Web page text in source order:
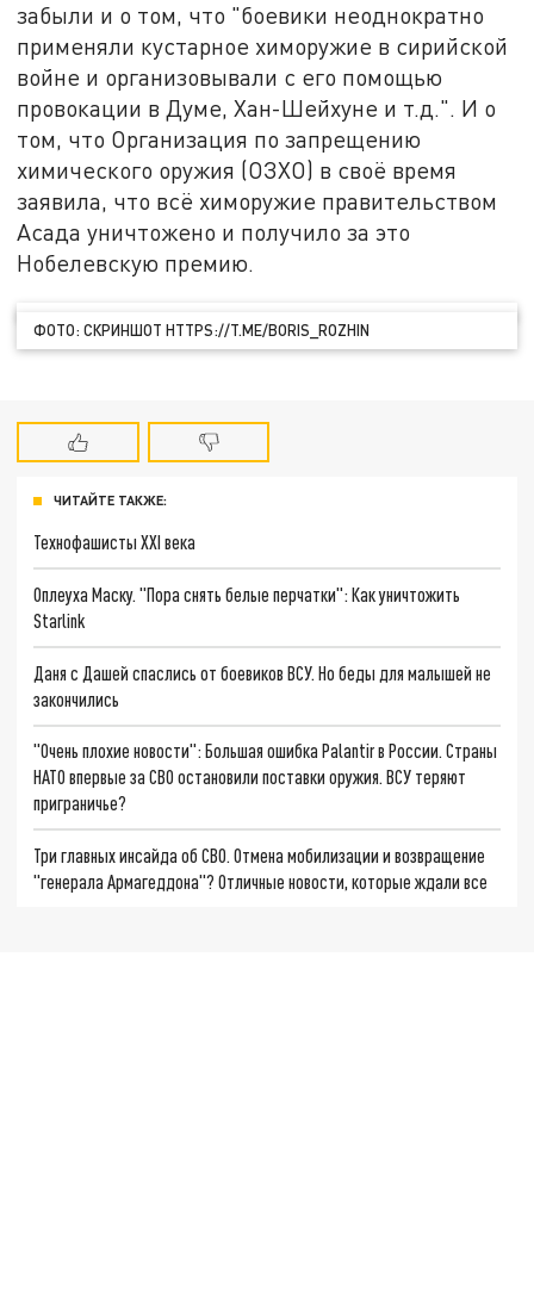
забыли и о том, что "боевики неоднократно
применяли кустарное химоружие в сирийской
войне и организовывали с его помощью
провокации в Думе, Хан-Шейхуне и т.д.". И о
том, что Организация по запрещению
химического оружия (ОЗХО) в своё время
заявила, что всё химоружие правительством
Асада уничтожено и получило за это
Нобелевскую премию.
ФОТО: СКРИНШОТ HTTPS://T.ME/BORIS_ROZHIN
ЧИТАЙТЕ ТАКЖЕ:
Технофашисты XXI века
Оплеуха Маску. "Пора снять белые перчатки": Как уничтожить
Starlink
Даня с Дашей спаслись от боевиков ВСУ. Но беды для малышей не
закончились
"Очень плохие новости": Большая ошибка Palantir в России. Страны
НАТО впервые за СВО остановили поставки оружия. ВСУ теряют
приграничье?
Три главных инсайда об СВО. Отмена мобилизации и возвращение
"генерала Армагеддона"? Отличные новости, которые ждали все